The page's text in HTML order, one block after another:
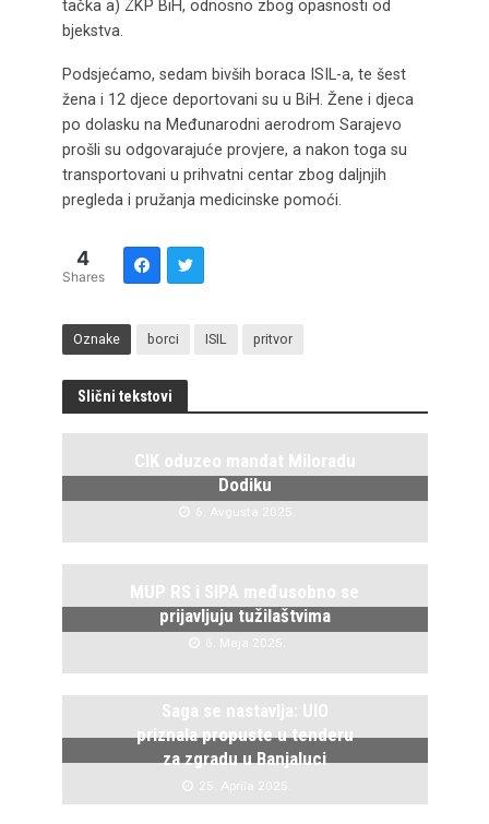
tačka a) ZKP BiH, odnosno zbog opasnosti od
bjekstva.
Podsjećamo, sedam bivših boraca ISIL-a, te šest
žena i 12 djece deportovani su u BiH. Žene i djeca
po dolasku na Međunarodni aerodrom Sarajevo
prošli su odgovarajuće provjere, a nakon toga su
transportovani u prihvatni centar zbog daljnjih
pregleda i pružanja medicinske pomoći.
4
Shares
Oznake borci ISIL pritvor
Slični tekstovi
CIK oduzeo mandat Miloradu
Dodiku
6. Avgusta 2025.
MUP RS i SIPA međusobno se
prijavljuju tužilaštvima
6. Maja 2025.
Saga se nastavlja: UIO
priznala propuste u tenderu
za zgradu u Banjaluci
25. Aprila 2025.